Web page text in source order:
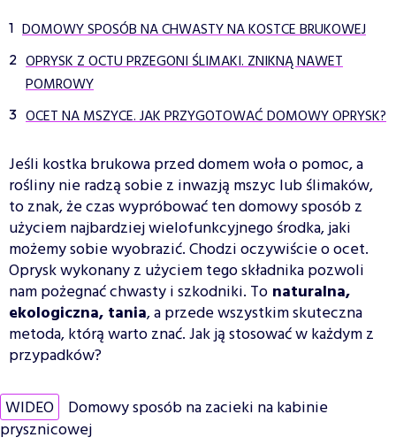
DOMOWY SPOSÓB NA CHWASTY NA KOSTCE BRUKOWEJ
OPRYSK Z OCTU PRZEGONI ŚLIMAKI. ZNIKNĄ NAWET
POMROWY
OCET NA MSZYCE. JAK PRZYGOTOWAĆ DOMOWY OPRYSK?
Jeśli kostka brukowa przed domem woła o pomoc, a
rośliny nie radzą sobie z inwazją mszyc lub ślimaków,
to znak, że czas wypróbować ten domowy sposób z
użyciem najbardziej wielofunkcyjnego środka, jaki
możemy sobie wyobrazić. Chodzi oczywiście o ocet.
Oprysk wykonany z użyciem tego składnika pozwoli
nam pożegnać chwasty i szkodniki. To naturalna,
ekologiczna, tania, a przede wszystkim skuteczna
metoda, którą warto znać. Jak ją stosować w każdym z
przypadków?
WIDEO Domowy sposób na zacieki na kabinie
prysznicowej